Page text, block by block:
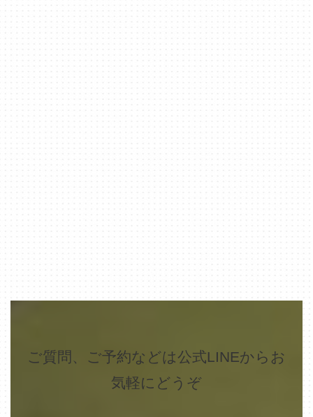
ご質問、ご予約などは公式LINEからお
気軽にどうぞ